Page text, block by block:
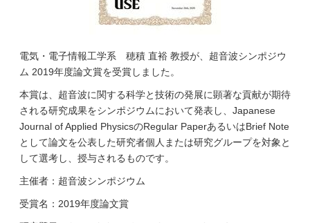
電気・電子情報工学系 穂積 直裕 教授が、超音波シンポジウ
ム 2019年度論文賞を受賞しました。
本賞は、超音波に関する科学と技術の発展に顕著な貢献が期待
される研究成果をシンポジウムにおいて発表し、Japanese
Journal of Applied PhysicsのRegular PaperあるいはBrief Note
として論文を公表した研究者個人または研究グループを対象と
して選考し、授与されるものです。
主催者：超音波シンポジウム
受賞名：2019年度論文賞